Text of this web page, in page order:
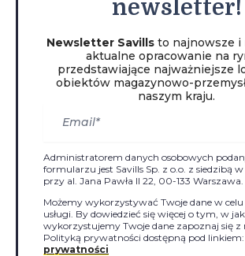
newsletter!
Newsletter Savillsto najnowsze i
aktualne opracowanie na
przedstawiające najważniejsze
obiektów magazynowo-
naszym kraju.
Administratorem danych osobowych
formularzu jest Savills Sp. z o.o. z siedzibą
przy al. Jana Pawła II 22, 00-133 Warszawa.
Możemy wykorzystywać Twoje dane w
usługi. By dowiedzieć się więcej o tym, w
wykorzystujemy Twoje dane zapoznaj się z
Polityką prywatności dostępną pod linkiem:
prywatności